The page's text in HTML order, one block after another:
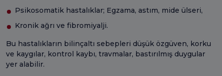
Psikosomatik hastalıklar; Egzama, astım, mide ülseri,
Kronik ağrı ve fibromiyalji.
Bu hastalıkların bilinçaltı sebepleri düşük özgüven, korku
ve kaygılar, kontrol kaybı, travmalar, bastırılmış duygular
yer alabilir.